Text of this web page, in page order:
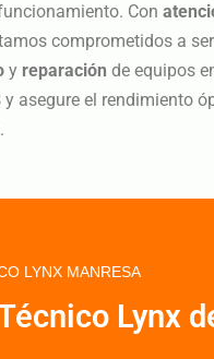
Con
comprometidos a
y reparación de equipos
y asegure el rendimiento
LYNX MANRESA
Lynx